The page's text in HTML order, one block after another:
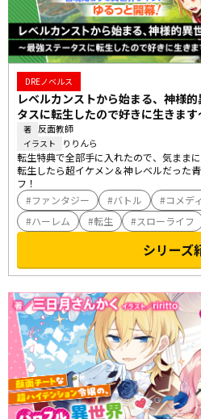
DREノベルス
レベルカンストから始まる、神様
タスに転生したので好きに生きます
著 反面教師
イラスト りりんら
転生特典で全部手に入れたので、気ままに
転生したら超イケメン＆神レベルだった
フ！
ファンタジー
バトル コメディ
ハーレム
転生 スローライフ
シリーズ